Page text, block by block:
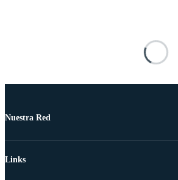
Nuestra Red
Links